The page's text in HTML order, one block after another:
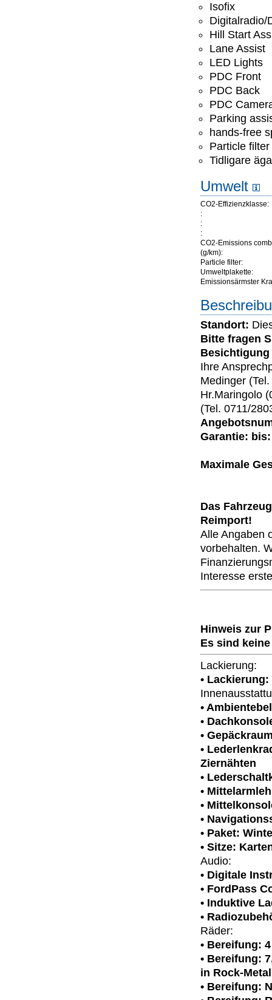
Isofix
Digitalradio/
Hill Start
Lane Assist
LED Lights
PDC Front
PDC Back
PDC
Parking
hands-free
Particle filter
Tidligare
Umwelt
CO2-Effizienzklasse:
:
:
:
CO2-Emissions
(g/km):
Particle filter:
Umweltplakette:
Emissionsärmster
Standort:
Bitte fragen
Ihre
Medinger
Hr.Maringolo
(Tel. 0711/
Garantie: bis:
Maximale
Das
Reimport!
Alle Angaben
vorbehalten.
Interesse
Hinweis zur
Es sind
Lackierung:
•
•
•
•
•
Ziernähten
•
•
•
•
• Paket:
• Sitze:
Audio:
• Digitale
• FordPass
• Induktive
•
Räder:
• Bereifung:
• Bereifung:
in Rock-
• Bereifung: